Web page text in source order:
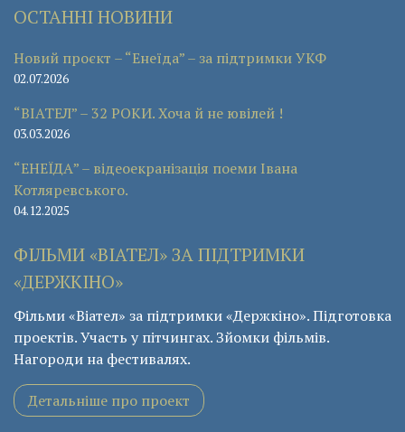
ОСТАННІ НОВИНИ
Новий проєкт – “Енеїда” – за підтримки УКФ
02.07.2026
“ВІАТЕЛ” – 32 РОКИ. Хоча й не ювілей !
03.03.2026
“ЕНЕЇДА” – відеоекранізація поеми Івана
Котляревського.
04.12.2025
ФІЛЬМИ «ВІАТЕЛ» ЗА ПІДТРИМКИ
«ДЕРЖКІНО»
Фільми «Віател» за підтримки «Держкіно». Підготовка
проектів. Участь у пітчингах. Зйомки фільмів.
Нагороди на фестивалях.
Детальніше про проект